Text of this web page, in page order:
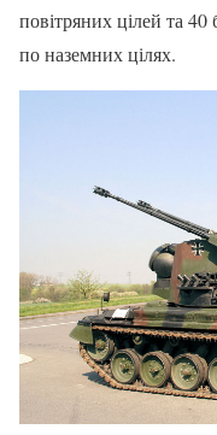
повітряних цілей та 40
по наземних цілях.